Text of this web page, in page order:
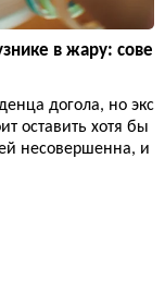
в жару: сове
догола, но экс
оставить хотя бы
несовершенна, и